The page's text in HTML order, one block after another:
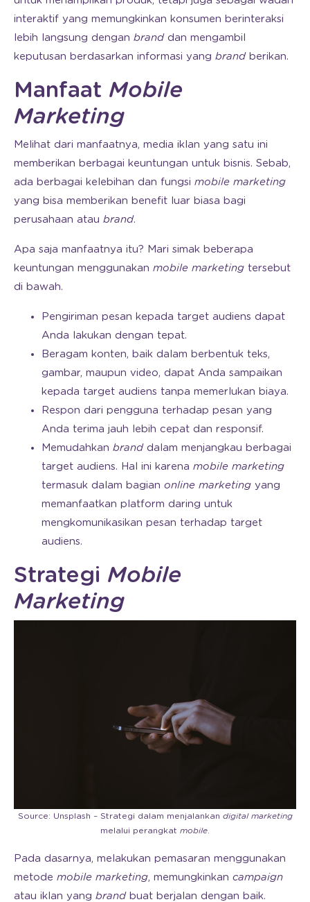
interaktif yang memungkinkan konsumen berinteraksi
lebih langsung dengan branddan mengambil
keputusan berdasarkan informasi yang brand berikan.
Manfaat Mobile
Marketing
Melihat dari manfaatnya, media iklan yang satu ini
memberikan berbagai keuntungan untuk bisnis. Sebab,
ada berbagai kelebihan dan fungsi mobile marketing
yang bisa memberikan benefit luar biasa bagi
perusahaan atau brand.
Apa saja manfaatnya itu? Mari simak beberapa
keuntungan menggunakan mobile marketing tersebut
di bawah.
Pengiriman pesan kepada target audiens dapat
Anda lakukan dengan tepat.
Beragam konten, baik dalam berbentuk teks,
gambar, maupun video, dapat Anda sampaikan
kepada target audiens tanpa memerlukan biaya.
Respon dari pengguna terhadap pesan yang
Anda terima jauh lebih cepat dan responsif.
Memudahkan branddalam menjangkau berbagai
target audiens. Hal ini karena mobile marketing
termasuk dalam bagian online marketing yang
memanfaatkan platform daring untuk
mengkomunikasikan pesan terhadap target
audiens.
Strategi Mobile
Marketing
Source: Unsplash – Strategi dalam menjalankan digital marketing
melalui perangkat mobile
Pada dasarnya, melakukan pemasaran menggunakan
metode mobile marketing, memungkinkan campaign
atau iklan yang brandbuat berjalan dengan baik.